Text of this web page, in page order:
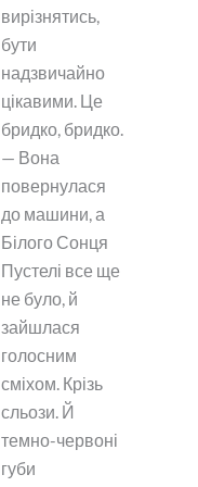
вирізнятись,
бути
надзвичайно
цікавими. Це
бридко, бридко.
— Вона
повернулася
до машини, а
Білого Сонця
Пустелі все ще
не було, й
зайшлася
голосним
сміхом. Крізь
сльози. Й
темно-червоні
губи